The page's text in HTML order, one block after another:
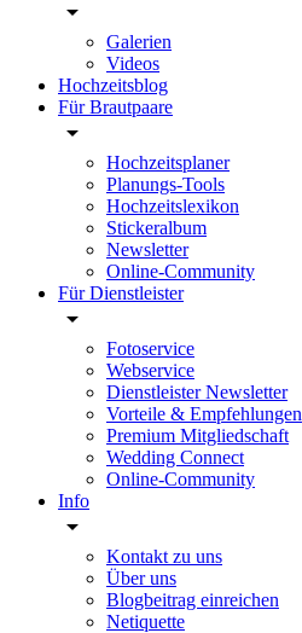
Galerien
Videos
Hochzeitsblog
Für Brautpaare
Hochzeitsplaner
Planungs-Tools
Hochzeitslexikon
Stickeralbum
Newsletter
Online-Community
Für Dienstleister
Fotoservice
Webservice
Dienstleister Newsletter
Vorteile & Empfehlungen
Premium Mitgliedschaft
Wedding Connect
Online-Community
Info
Kontakt zu uns
Über uns
Blogbeitrag einreichen
Netiquette